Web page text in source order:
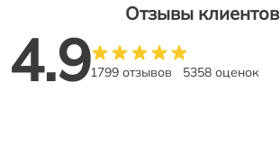
Отзывы клиентов
4.91799 отзывов 5358 оценок